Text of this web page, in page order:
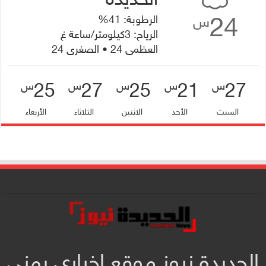
24س
الرطوبة: 41%
الرياح: 3كيلومتر/ساعة غ
العظمى 24 • الصغرى 24
27س
السبت
21س
الأحد
25س
الاثنين
27س
الثلاثاء
25س
الأربعاء